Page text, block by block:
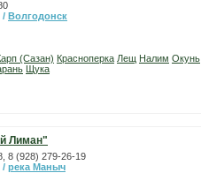
/ Волгодонск
(Сазан) Красноперка Лещ Налим Окунь
Щука
Лиман"
8 (928) 279-26-19
/ река Маныч